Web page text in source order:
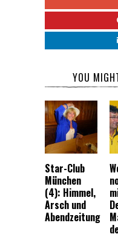
YOU
Star-Club
München
(4): Himmel,
Arsch und
Abendzeitung